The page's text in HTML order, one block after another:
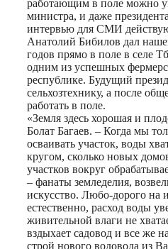
работающим в поле можно
министра, и даже
интервью для СМИ
Анатолий Бибилов дал
годов прямо в поле в селе
одним из успешных
республике. Будущий
сельхозтехнику, а после
работать в поле.
«Земля здесь хорошая и
Болат Багаев. – Когда мы
осваивать участок, воды
кругом, сколько новых
участков вокруг
– фанаты земледелия,
искусство. Любо-дорого на
естественно, расход воды
живительной влаги не
вздыхает садовод и все же
строй нового водовода из